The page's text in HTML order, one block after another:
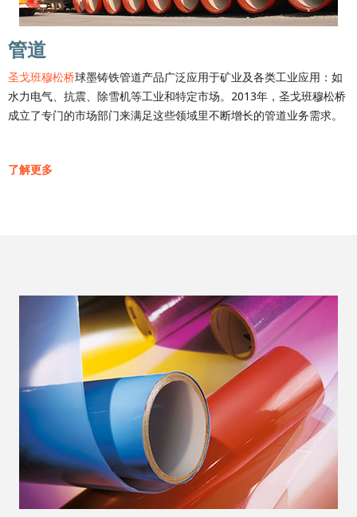
管道
圣戈班穆松桥球墨铸铁管道产品广泛应用于矿业及各类工业应用：如
水力电气、抗震、除雪机等工业和特定市场。2013年，圣戈班穆松桥
成立了专门的市场部门来满足这些领域里不断增长的管道业务需求。
了解更多